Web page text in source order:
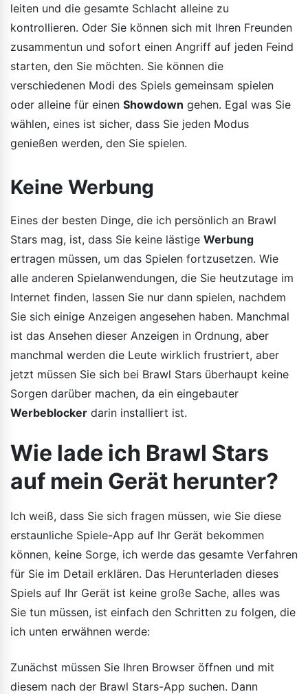
leiten und die gesamte Schlacht alleine zu
kontrollieren. Oder Sie können sich mit Ihren Freunden
zusammentun und sofort einen Angriff auf jeden Feind
starten, den Sie möchten. Sie können die
verschiedenen Modi des Spiels gemeinsam spielen
oder alleine für einen Showdown gehen. Egal was Sie
wählen, eines ist sicher, dass Sie jeden Modus
genießen werden, den Sie spielen.
Keine Werbung
Eines der besten Dinge, die ich persönlich an Brawl
Stars mag, ist, dass Sie keine lästige Werbung
ertragen müssen, um das Spielen fortzusetzen. Wie
alle anderen Spielanwendungen, die Sie heutzutage im
Internet finden, lassen Sie nur dann spielen, nachdem
Sie sich einige Anzeigen angesehen haben. Manchmal
ist das Ansehen dieser Anzeigen in Ordnung, aber
manchmal werden die Leute wirklich frustriert, aber
jetzt müssen Sie sich bei Brawl Stars überhaupt keine
Sorgen darüber machen, da ein eingebauter
Werbeblocker darin installiert ist.
Wie lade ich Brawl Stars
auf mein Gerät herunter?
Ich weiß, dass Sie sich fragen müssen, wie Sie diese
erstaunliche Spiele-App auf Ihr Gerät bekommen
können, keine Sorge, ich werde das gesamte Verfahren
für Sie im Detail erklären. Das Herunterladen dieses
Spiels auf Ihr Gerät ist keine große Sache, alles was
Sie tun müssen, ist einfach den Schritten zu folgen, die
ich unten erwähnen werde:
Zunächst müssen Sie Ihren Browser öffnen und mit
diesem nach der Brawl Stars-App suchen. Dann